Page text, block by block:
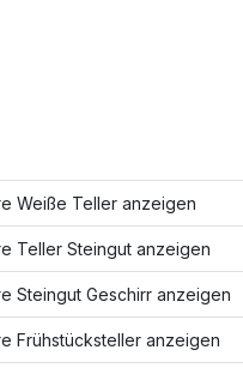
Weiße Teller anzeigen
Teller Steingut anzeigen
Steingut Geschirr anzeigen
Frühstücksteller anzeigen